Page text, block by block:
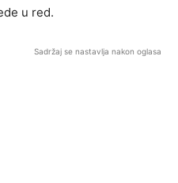
u red.
Sadržaj se nastavlja nakon oglasa